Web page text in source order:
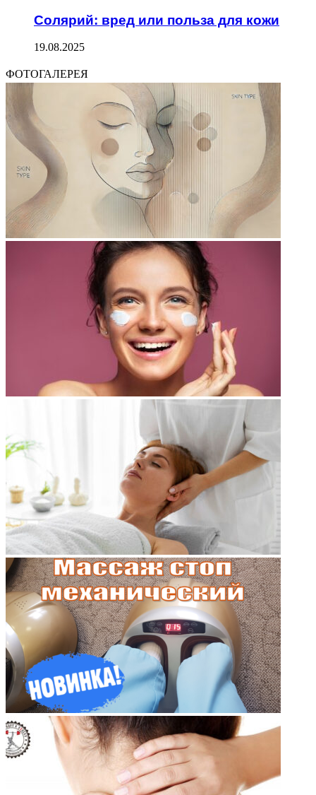
Солярий: вред или польза для кожи
19.08.2025
ФОТОГАЛЕРЕЯ